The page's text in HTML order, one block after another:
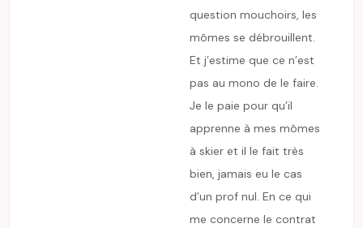
question mouchoirs, les
mômes se débrouillent.
Et j’estime que ce n’est
pas au mono de le faire.
Je le paie pour qu’il
apprenne à mes mômes
à skier et il le fait très
bien, jamais eu le cas
d’un prof nul. En ce qui
me concerne le contrat